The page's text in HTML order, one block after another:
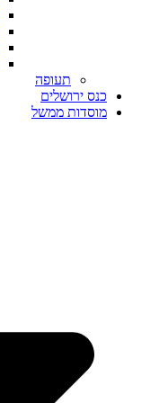
תעופה
כנס ירושלים
מוסדות ממשל